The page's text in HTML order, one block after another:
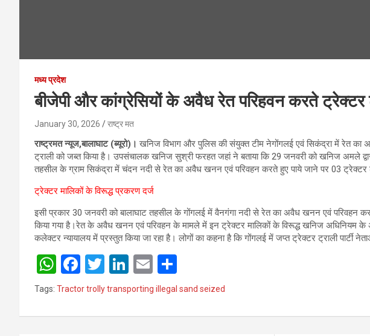
मध्य प्रदेश
बीजेपी और कांग्रेसियों के अवैध रेत परिहवन करते ट्रेक्टर
January 30, 2026 राष्ट्र मत
राष्ट्रमत न्यूज,बालाघाट (ब्यूरो)। खनिज विभाग और पुलिस की संयुक्त टीम नेगोंगलई एवं सिकंद्रा में रेत
ट्राली को जब्त किया है। उपसंचालक खनिज सुश्री फरहत जहां ने बताया कि 29 जनवरी को खनिज अमले
तहसील के ग्राम सिकंद्रा में चंदन नदी से रेत का अवैध खनन एवं परिवहन करते हुए पाये जाने पर 03 ट्रेक्टर
ट्रेक्टर मालिकों के विरूद्ध प्रकरण दर्ज
इसी प्रकार 30 जनवरी को बालाघाट तहसील के गोंगलई में वैनगंगा नदी से रेत का अवैध खनन एवं परिवहन
किया गया है।रेत के अवैध खनन एवं परिवहन के मामले में इन ट्रेक्टर मालिकों के विरूद्ध खनिज अधिनियम के
कलेक्टर न्यायालय में प्रस्तुत किया जा रहा है। लोगों का कहना है कि गोंगलई में जप्त ट्रेक्टर ट्राली पार्टी
W
h
s
F
a
b
T
wi
er
Li
n
dI
E
m h
e
Tags: Tractor trolly transporting illegal sand seized